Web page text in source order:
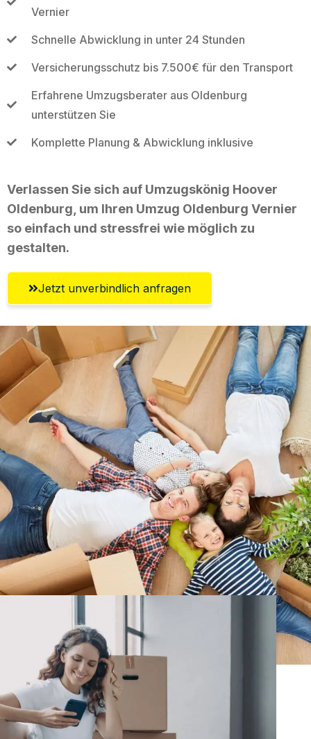
Vernier
Schnelle Abwicklung in unter 24 Stunden
Versicherungsschutz bis 7.500€ für den Transport
Erfahrene Umzugsberater aus Oldenburg
unterstützen Sie
Komplette Planung & Abwicklung inklusive
Verlassen Sie sich auf Umzugskönig Hoover
Oldenburg, um Ihren Umzug Oldenburg Vernier
so einfach und stressfrei wie möglich zu
gestalten.
Jetzt unverbindlich anfragen